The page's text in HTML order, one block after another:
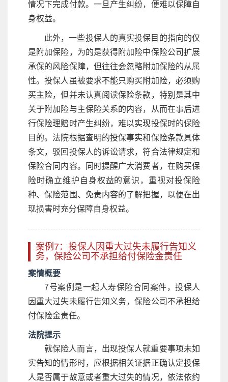
情况下完成付款。一旦产生纠纷，便难以保障自
身权益。
此外，一些投保人的真实投保目的指向的仅
是附加保险，为的是获得附加险中保险公司扩展
承保的风险保障，但往往会忽略附加保险的从属
性。投保人虽被要求不能只购买附加险，必须购
买主险，但并未认真阅读保险条款，特别是其中
关于附加险与主保险关系的内容，从而在事后进
行保险理赔时产生纠纷，难以实现投保时的保险
目的。法院根据查明的投保事实和保险条款具体
条文，驳回投保人的诉讼请求，符合法律规定和
保险合同内容。同时提醒广大消费者，在购买保
险时确立维护自身权益的意识，重视对投保险
种、保险范围、免责内容的了解把握，以便在出
现损害时充分保障自身权益。
案例7：投保人因重大过失未履行告知义
务，保险公司不承担给付保险金责任
案情概要
7号案例是一起人寿保险合同案件，投保人
因重大过失未履行告知义务，保险公司不承担给
付保险金责任。
法院提示
就保险人而言，出现投保人就重要事项未如
实告知的情形时，应根据相关证据正确认定投保
人是否属于故意或者重大过失的情况，依法依约